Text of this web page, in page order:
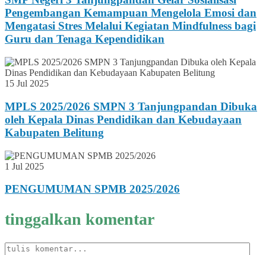
Pengembangan Kemampuan Mengelola Emosi dan
Mengatasi Stres Melalui Kegiatan Mindfulness bagi
Guru dan Tenaga Kependidikan
15 Jul 2025
MPLS 2025/2026 SMPN 3 Tanjungpandan Dibuka
oleh Kepala Dinas Pendidikan dan Kebudayaan
Kabupaten Belitung
1 Jul 2025
PENGUMUMAN SPMB 2025/2026
tinggalkan komentar